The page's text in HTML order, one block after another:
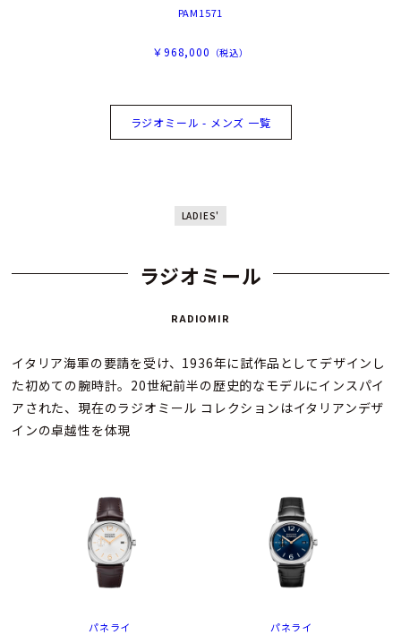
PAM1571
￥968,000 （税込）
ラジオミール - メンズ 一覧
LADIES'
ラジオミール
RADIOMIR
イタリア海軍の要請を受け、1936年に試作品としてデザインし
た初めての腕時計。20世紀前半の歴史的なモデルにインスパイ
アされた、現在のラジオミール コレクションはイタリアンデザ
インの卓越性を体現
パネライ パネライ